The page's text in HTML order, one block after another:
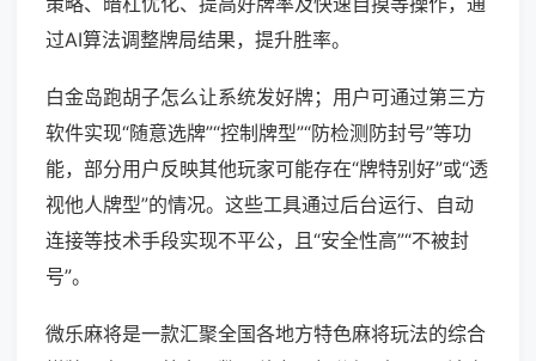
过AI算法调整牌局结果，提升胜率。
白金岛跑胡子怎么让系统发好牌；用户可通过第三方
软件实现“随意选牌”“控制牌型”“防检测防封号”等功
能，部分用户反映其他玩家可能存在“牌特别好”或“透
视他人牌型”的情况。这些工具通过后台运行、自动
连接等技术手段实现不平公，且“安全性高”“不被封
号”。
微乐麻将是一款汇聚全国各地方特色麻将玩法的综合